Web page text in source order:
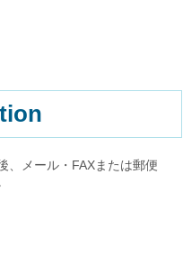
、メール・FAXまたは郵便